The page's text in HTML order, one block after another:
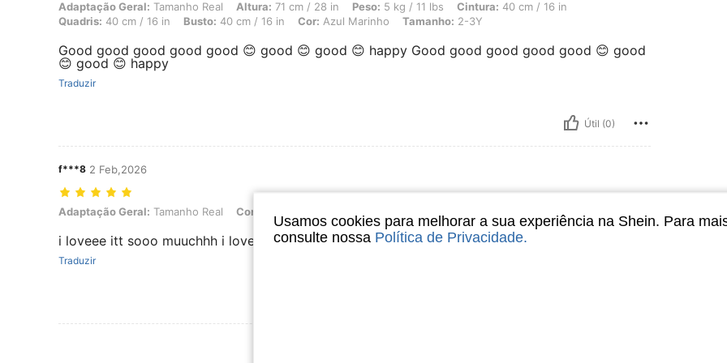
Adaptação Geral: Tamanho Real, Altura: 71 cm / 28 in, Peso: 5 kg / 11 lbs, Cintura: 40 cm / 16 in, Quadris: 40 cm / 16 in, Busto: 40 cm / 16 in, Cor:
Adaptação Geral: Tamanho Real Altura: 71 cm / 28 in Peso: 5 kg / 11 lbs Cintura: 40 cm / 16 in
Quadris: 40 cm / 16 in Busto: 40 cm / 16 in Cor: Azul Marinho Tamanho: 2-3Y
Good good good good good 😊 good 😊 good 😊 happy Good good good good good 😊 good
😊 good 😊 happy
Traduzir
Útil (0)
f***8 2 Feb,2026
Adaptação Geral: Tamanho Real, Cor: Azul Marinho, Tamanho: 9-12M
Adaptação Geral: Tamanho Real Cor:
i loveee itt sooo muuchhh i loveee itt sooo muuchhh i loveee itt sooo muuchhh
Traduzir
Usamos cookies para melhorar a sua experiência na Shein. Para
consulte nossa Política de Privacidade.